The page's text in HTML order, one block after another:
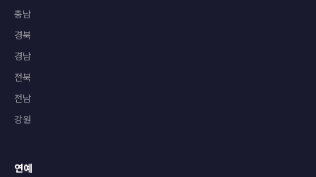
충남
경북
경남
전북
전남
강원
연예